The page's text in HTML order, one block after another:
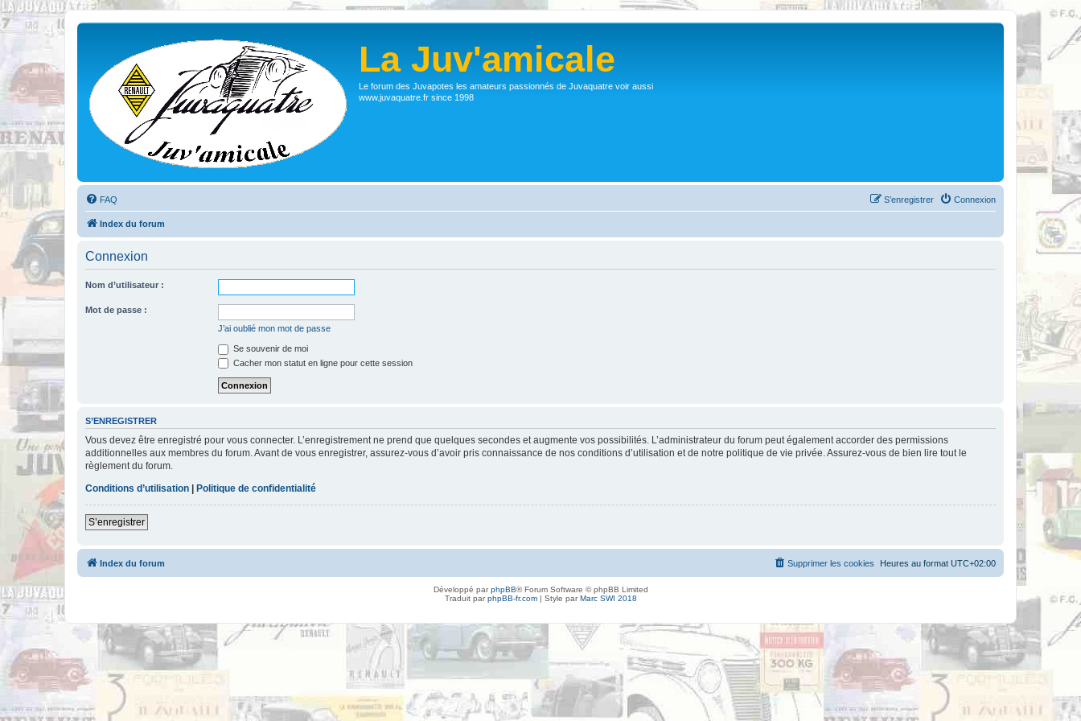
La Juv'amicale
Le forum des Juvapotes les amateurs passionnés de Juvaquatre voir aussi
www.juvaquatre.fr since 1998
FAQ Connexion
S’enregistrer
Index du forum
Connexion
Nom d’utilisateur :
Mot de passe :
J’ai oublié mon mot de passe
Se souvenir de moi
Cacher mon statut en ligne pour cette session
S’ENREGISTRER
Vous devez être enregistré pour vous connecter. L’enregistrement ne prend que quelques secondes et augmente vos possibilités. L’administrateur du forum peut également accorder des permissions
additionnelles aux membres du forum. Avant de vous enregistrer, assurez-vous d’avoir pris connaissance de nos conditions d’utilisation et de notre politique de vie privée. Assurez-vous de bien lire tout le
règlement du forum.
Conditions d’utilisation | Politique de confidentialité
S’enregistrer
Index du forum Heures au format UTC+02:00
Supprimer les cookies
Développé parphpBB® Forum Software © phpBB Limited
Traduit parphpBB-fr.com| Style parMarc SWI 2018